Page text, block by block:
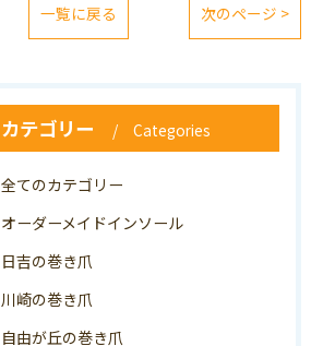
一覧に戻る 次のページ >
カテゴリー Categories
全てのカテゴリー
オーダーメイドインソール
日吉の巻き爪
川崎の巻き爪
自由が丘の巻き爪